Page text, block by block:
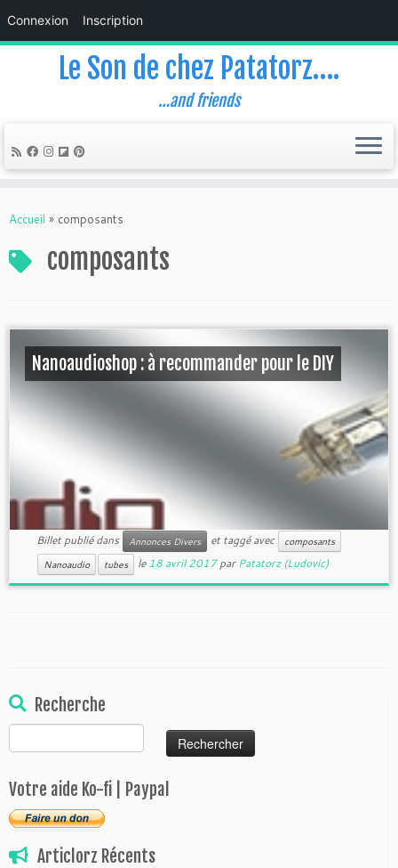
Connexion Inscription
Le Son de chez Patatorz….
…and friends
Accueil » composants
composants
Nanoaudioshop : à recommander pour le DIY
Billet publié dans Annonces Divers et taggé avec
composants
Nanoaudio
tubes le18 avril 2017 parPatatorz (Ludovic)
Recherche
Votre aide Ko-fi | Paypal
Articlorz Récents